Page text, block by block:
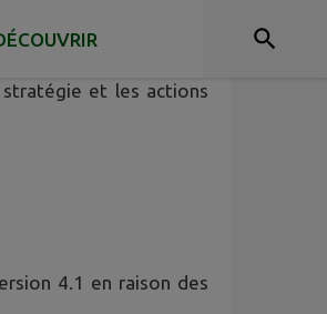
et les actions
4.1 en raison des